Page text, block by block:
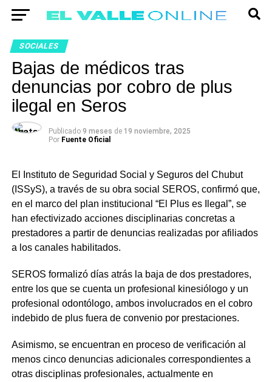
SOCIALES
Bajas de médicos tras
denuncias por cobro de plus
ilegal en Seros
Publicado 9 meses de 19 noviembre, 2025
Por Fuente Oficial
El Instituto de Seguridad Social y Seguros del Chubut
(ISSyS), a través de su obra social SEROS, confirmó que,
en el marco del plan institucional “El Plus es Ilegal”, se
han efectivizado acciones disciplinarias concretas a
prestadores a partir de denuncias realizadas por afiliados
a los canales habilitados.
SEROS formalizó días atrás la baja de dos prestadores,
entre los que se cuenta un profesional kinesiólogo y un
profesional odontólogo, ambos involucrados en el cobro
indebido de plus fuera de convenio por prestaciones.
Asimismo, se encuentran en proceso de verificación al
menos cinco denuncias adicionales correspondientes a
otras disciplinas profesionales, actualmente en